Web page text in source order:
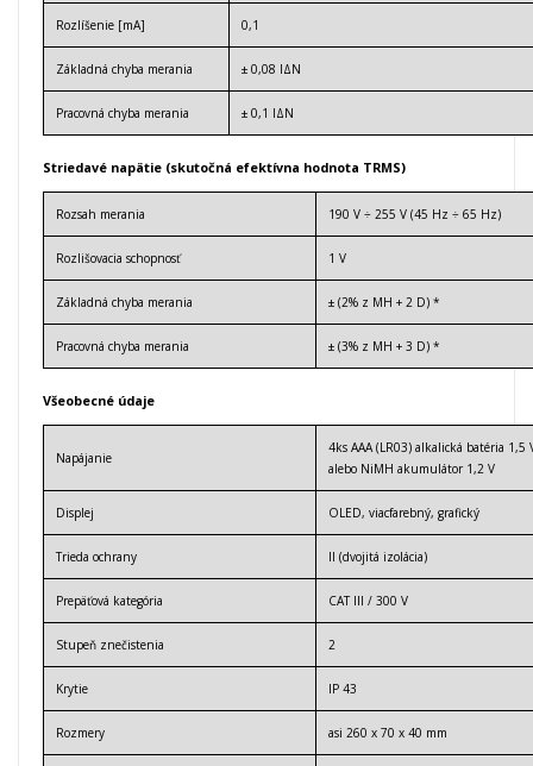
Rozlíšenie [mA] 0,1
Základná chyba merania ± 0,08 IΔN
Pracovná chyba merania ± 0,1 IΔN
Striedavé napätie (skutočná efektívna hodnota TRMS)
Rozsah merania 190 V ÷ 255 V (45 Hz ÷ 65 Hz)
Rozlišovacia schopnosť 1 V
Základná chyba merania ± (2% z MH + 2 D) *
Pracovná chyba merania ± (3% z MH + 3 D) *
Všeobecné údaje
Napájanie
4ks AAA (LR03) alkalická batéria 1,5
alebo NiMH akumulátor 1,2 V
Displej OLED, viacfarebný, grafický
Trieda ochrany II (dvojitá izolácia)
Prepäťová kategória CAT III / 300 V
Stupeň znečistenia 2
Krytie IP 43
Rozmery asi 260 x 70 x 40 mm